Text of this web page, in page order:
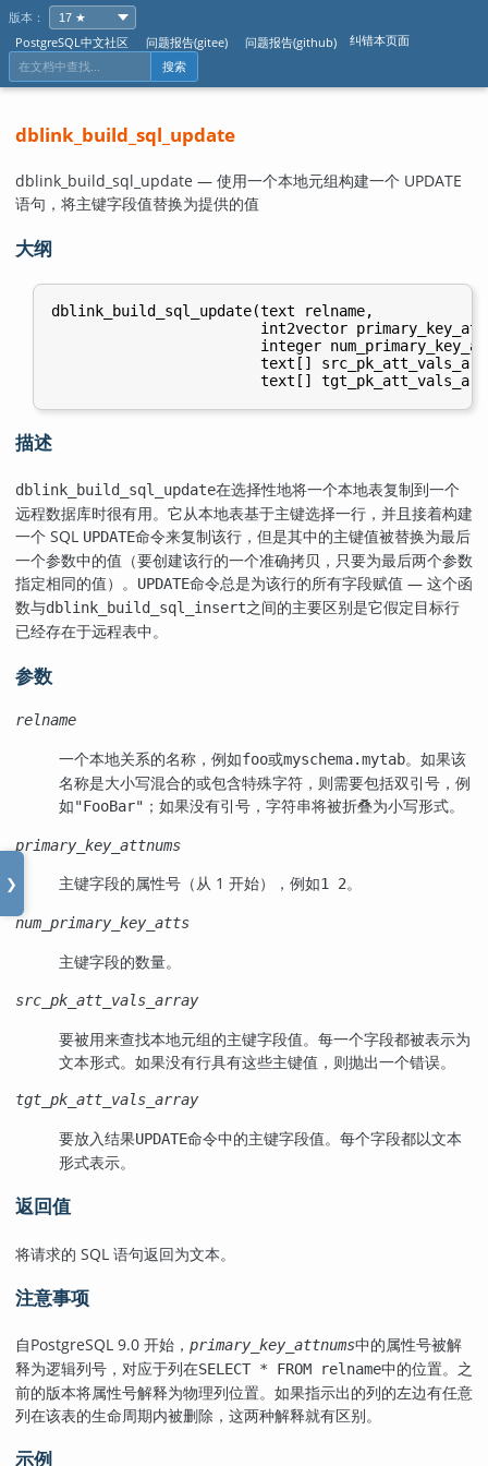
版本：
PostgreSQL中文社区
问题报告(gitee) 问题报告(github) 纠错本页面
搜索
❯
dblink_build_sql_update
dblink_build_sql_update — 使用一个本地元组构建一个 UPDATE
语句，将主键字段值替换为提供的值
大纲
dblink_build_sql_update(text relname,
int2vector
integer
text[]
描述
dblink_build_sql_update在选择性地将一个本地表复制到一个
远程数据库时很有用。它从本地表基于主键选择一行，并且接着构建
一个 SQL UPDATE命令来复制该行，但是其中的主键值被替换为最后
一个参数中的值（要创建该行的一个准确拷贝，只要为最后两个参数
指定相同的值）。
UPDATE命令总是为该行的所有字段赋值 — 这个函
数与dblink_build_sql_insert之间的主要区别是它假定目标行
已经存在于远程表中。
参数
relname
一个本地关系的名称，例如foo或myschema.mytab。如果该
名称是大小写混合的或包含特殊字符，则需要包括双引号，例
如"FooBar" ；如果没有引号，字符串将被折叠为小写形式。
primary_key_attnums
主键字段的属性号（从 1 开始），例如1 2。
num_primary_key_atts
主键字段的数量。
src_pk_att_vals_array
要被用来查找本地元组的主键字段值。每一个字段都被表示为
文本形式。如果没有行具有这些主键值，则抛出一个错误。
tgt_pk_att_vals_array
要放入结果UPDATE命令中的主键字段值。每个字段都以文本
形式表示。
返回值
将请求的 SQL 语句返回为文本。
注意事项
自PostgreSQL 9.0 开始， primary_key_attnums中的属性号被解
释为逻辑列号，对应于列在SELECT * FROM relname中的位置。之
前的版本将属性号解释为物理列位置。如果指示出的列的左边有任意
列在该表的生命周期内被删除，这两种解释就有区别。
示例